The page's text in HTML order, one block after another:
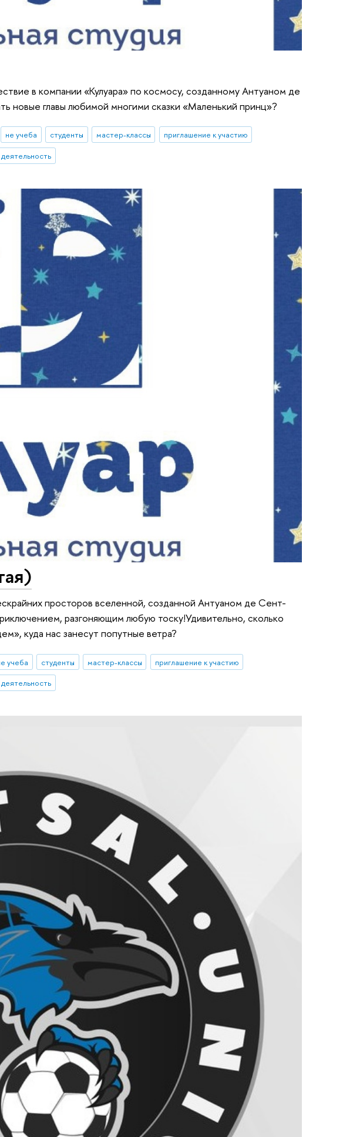
в компании «Кулуара» по космосу, созданному Антуаном де
новые главы любимой многими сказки «Маленький принц»?
не учеба студенты мастер-классы
приглашение к участию
просторов вселенной, созданной Антуаном де Сент-
разгоняющим любую тоску!Удивительно, сколько
куда нас занесут попутные ветра?
учеба студенты мастер-классы
приглашение к участию